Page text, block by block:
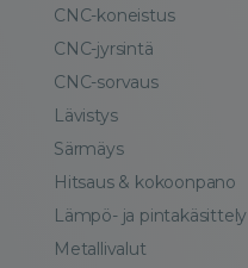
CNC-koneistus
CNC-jyrsintä
CNC-sorvaus
Lävistys
Särmäys
Hitsaus & kokoonpano
Lämpö- ja pintakäsittely
Metallivalut